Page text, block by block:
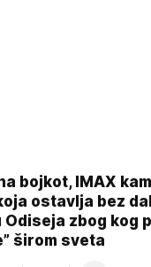
bojkot, IMAX
ostavlja bez
Odiseja zbog kog
širom sveta